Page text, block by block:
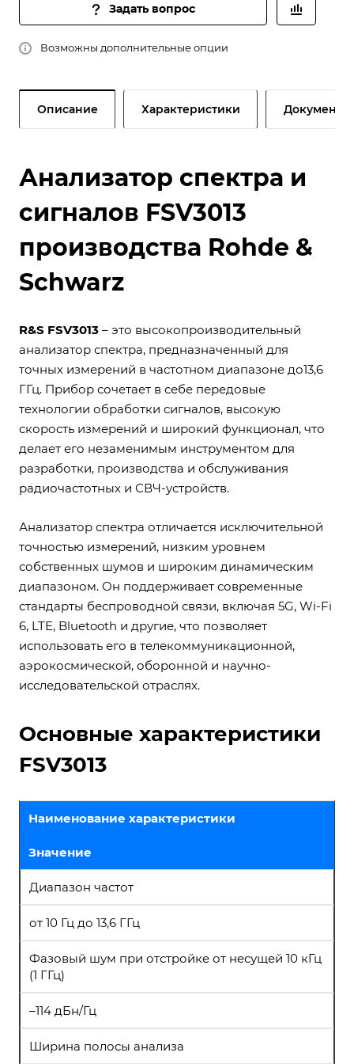
Задать вопрос
Возможны дополнительные опции
Описание Характеристики Документы
Анализатор спектра и
сигналов FSV3013
производства Rohde &
Schwarz
R&S FSV3013 – это высокопроизводительный
анализатор спектра, предназначенный для
точных измерений в частотном диапазоне до13,6
ГГц. Прибор сочетает в себе передовые
технологии обработки сигналов, высокую
скорость измерений и широкий функционал, что
делает его незаменимым инструментом для
разработки, производства и обслуживания
радиочастотных и СВЧ-устройств.
Анализатор спектра отличается исключительной
точностью измерений, низким уровнем
собственных шумов и широким динамическим
диапазоном. Он поддерживает современные
стандарты беспроводной связи, включая 5G, Wi-Fi
6, LTE, Bluetooth и другие, что позволяет
использовать его в телекоммуникационной,
аэрокосмической, оборонной и научно-
исследовательской отраслях.
Основные характеристики
FSV3013
Наименование характеристики
Значение
Диапазон частот
от 10 Гц до 13,6 ГГц
Фазовый шум при отстройке от несущей 10 кГц
(1 ГГц)
–114 дБн/Гц
Ширина полосы анализа